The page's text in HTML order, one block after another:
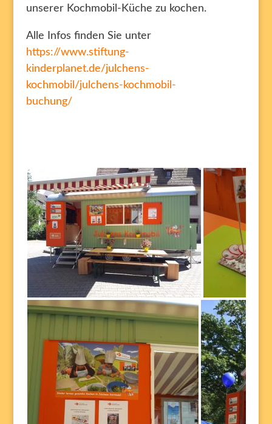
unserer Kochmobil-Küche zu kochen.
Alle Infos finden Sie unter
https://www.stiftung-
kinderplanet.de/julchens-
kochmobil/julchens-kochmobil-
buchung/